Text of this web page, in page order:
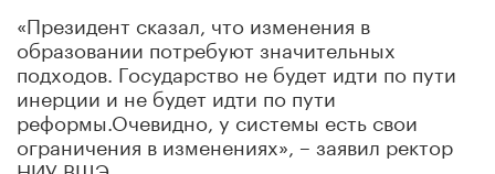
«Президент сказал, что изменения в
образовании потребуют значительных
подходов. Государство не будет идти по пути
инерции и не будет идти по пути
реформы.Очевидно, у системы есть свои
ограничения в изменениях», – заявил ректор